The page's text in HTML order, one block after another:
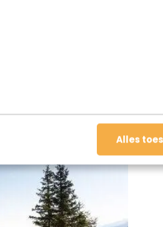
Alles
natuur in het Habachtal en
zoeken, wat uniek is in
een Ranger op pad te gaan.